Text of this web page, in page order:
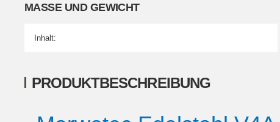
MASSE UND GEWICHT
Inhalt:
PRODUKTBESCHREIBUNG